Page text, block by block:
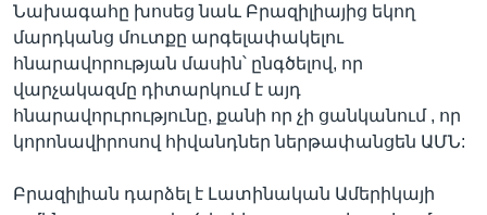
Նախագահը խոսեց նաև Բրազիլիայից եկող
մարդկանց մուտքը արգելափակելու
հնարավորության մասին՝ ընգծելով, որ
վարչակազմը դիտարկում է այդ
հնարավորւրությունը, քանի որ չի ցանկանում , որ
կորոնավիրոսով հիվանդներ ներթափանցեն ԱՄՆ:
Բրազիլիան դարձել է Լատինական Ամերիկայի